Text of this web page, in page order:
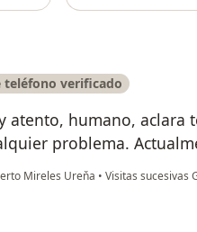
teléfono verificado
atento, humano, aclara
problema.
Mireles Ureňa • Visitas sucesivas